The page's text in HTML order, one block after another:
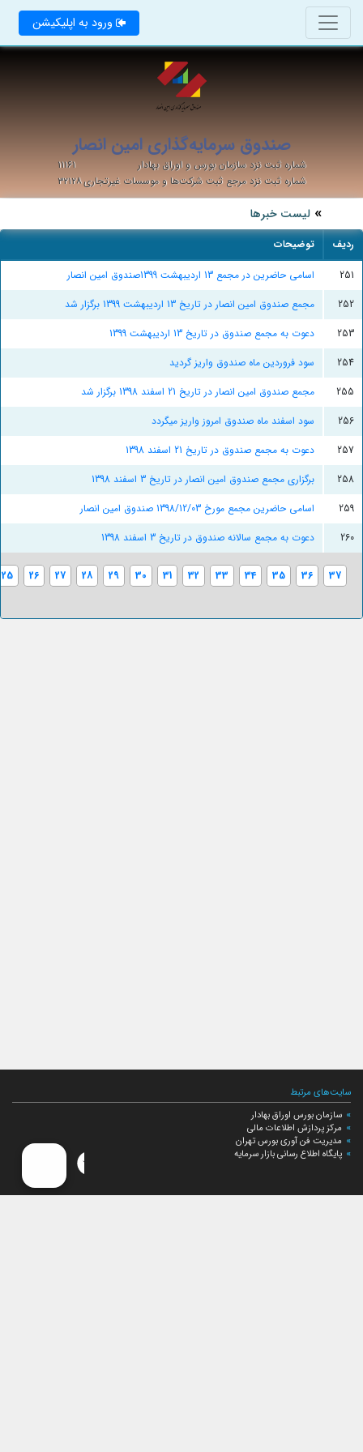
ورود به اپلیکیشن
صندوق سرمایه‌گذاری امین انصار
شماره ثبت نزد سازمان بورس و اوراق بهادار
۱۱۱۶۱
شماره ثبت نزد مرجع ثبت شرکت‌ها و موسسات غیرتجاری۳۲۱۲۸
لیست خبرها
ردیف
توضیحات
251
اسامی حاضرین در مجمع 13 اردیبهشت 1399صندوق امین انصار
252
مجمع صندوق امین انصار در تاریخ 13 اردیبهشت 1399 برگزار شد
253
دعوت به مجمع صندوق در تاریخ 13 اردیبهشت 1399
254
سود فروردین ماه صندوق واریز گردید
255
مجمع صندوق امین انصار در تاریخ 21 اسفند 1398 برگزار شد
256
سود اسفند ماه صندوق امروز واریز میگردد
257
دعوت به مجمع صندوق در تاریخ 21 اسفند 1398
258
برگزاری مجمع صندوق امین انصار در تاریخ 3 اسفند 1398
259
اسامی حاضرین مجمع مورخ 1398/12/03 صندوق امین انصار
260
دعوت به مجمع سالانه صندوق در تاریخ 3 اسفند 1398
25 26 27 28 29 30 31 32 33 34 35 36 37
سایت‌های مرتبط
سازمان بورس اوراق بهادار
مرکز پردازش اطلاعات مالی
مدیریت فن آوری بورس تهران
پایگاه اطلاع رسانی بازار سرمایه
ارتباط با صندوق